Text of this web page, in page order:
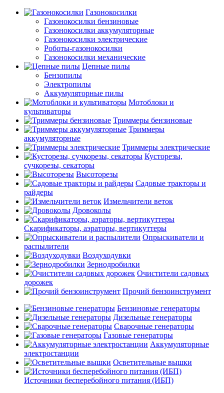
Газонокосилки
Газонокосилки бензиновые
Газонокосилки аккумуляторные
Газонокосилки электрические
Роботы-газонокосилки
Газонокосилки механические
Цепные пилы
Бензопилы
Электропилы
Аккумуляторные пилы
Мотоблоки и
культиваторы
Триммеры бензиновые
Триммеры
аккумуляторные
Триммеры электрические
Кусторезы,
сучкорезы, секаторы
Высоторезы
Садовые тракторы и
райдеры
Измельчители веток
Дровоколы
Скарификаторы, аэраторы, вертикуттеры
Опрыскиватели и
распылители
Воздуходувки
Зернодробилки
Очистители садовых
дорожек
Прочий бензоинструмент
Бензиновые генераторы
Дизельные генераторы
Сварочные генераторы
Газовые генераторы
Аккумуляторные
электростанции
Осветительные вышки
Источники бесперебойного питания (ИБП)